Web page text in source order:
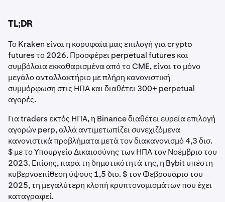
TL;DR
Το Kraken είναι η κορυφαία μας επιλογή για crypto
futures το 2026. Προσφέρει perpetual futures και
συμβόλαια εκκαθαρισμένα από το CME, είναι το μόνο
μεγάλο ανταλλακτήριο με πλήρη κανονιστική
συμμόρφωση στις ΗΠΑ και διαθέτει 300+ perpetual
αγορές.
Για traders εκτός ΗΠΑ, η Binance διαθέτει ευρεία επιλογή
αγορών perp, αλλά αντιμετωπίζει συνεχιζόμενα
κανονιστικά προβλήματα μετά τον διακανονισμό 4,3 δισ.
$ με το Υπουργείο Δικαιοσύνης των ΗΠΑ τον Νοέμβριο του
2023. Επίσης, παρά τη δημοτικότητά της, η Bybit υπέστη
κυβερνοεπίθεση ύψους 1,5 δισ. $ τον Φεβρουάριο του
2025, τη μεγαλύτερη κλοπή κρυπτονομισμάτων που έχει
καταγραφεί.